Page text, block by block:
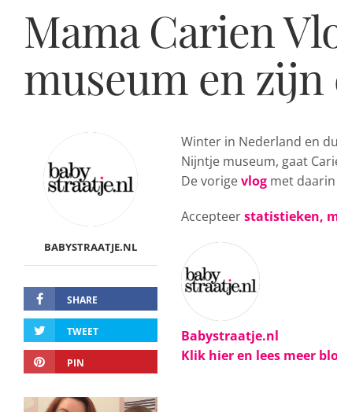
Mama Carien
museum en zijn
BABYSTRAATJE.NL
SHARE
TWEET
PIN
Winter in Nederland en
Nijntje museum, gaat
De vorigevlog met daarin
Accepteerstatistieken,
Babystraatje.nl
Klik hier en lees meer